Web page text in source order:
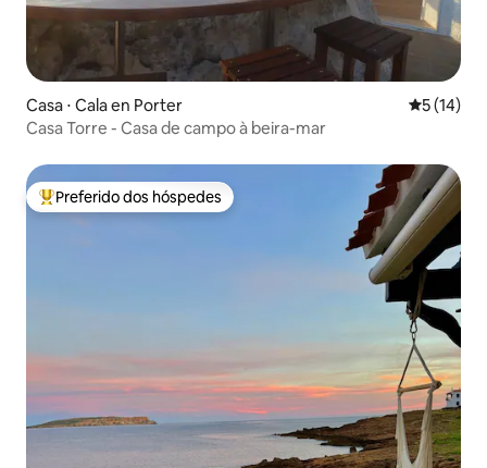
Casa ⋅ Cala en Porter 5 de uma
5 (14)
Casa Torre - Casa de campo à beira-mar
Entre os melhores preferidos dos hóspedes
Preferido dos hóspedes